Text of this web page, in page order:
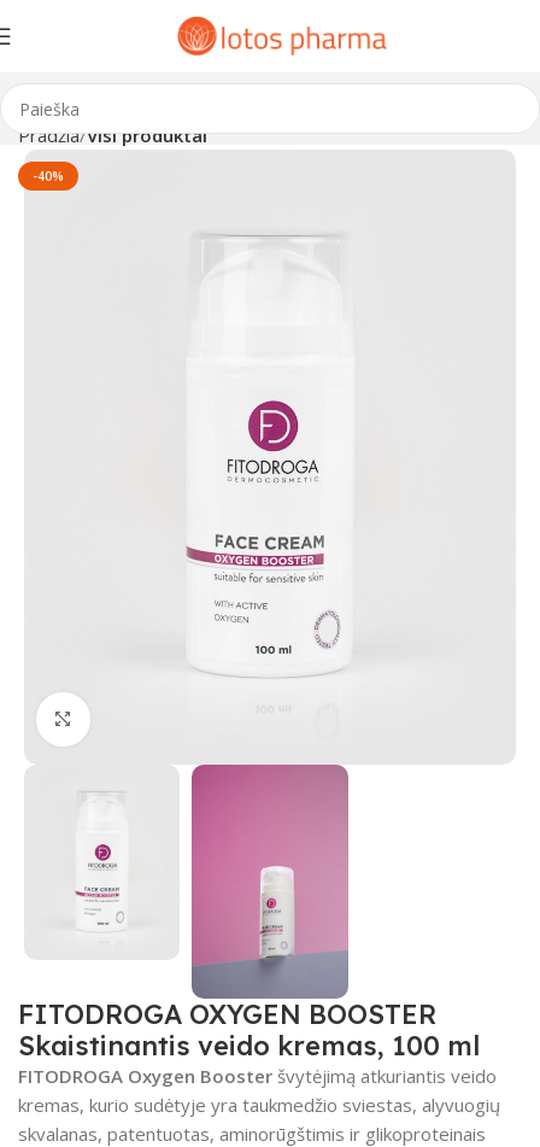
Pradžia Visi produktai
-40%
Padidinti
FITODROGA OXYGEN BOOSTER
Skaistinantis veido kremas, 100 ml
FITODROGA Oxygen Booster švytėjimą atkuriantis veido
kremas, kurio sudėtyje yra taukmedžio sviestas, alyvuogių
skvalanas, patentuotas, aminorūgštimis ir glikoproteinais